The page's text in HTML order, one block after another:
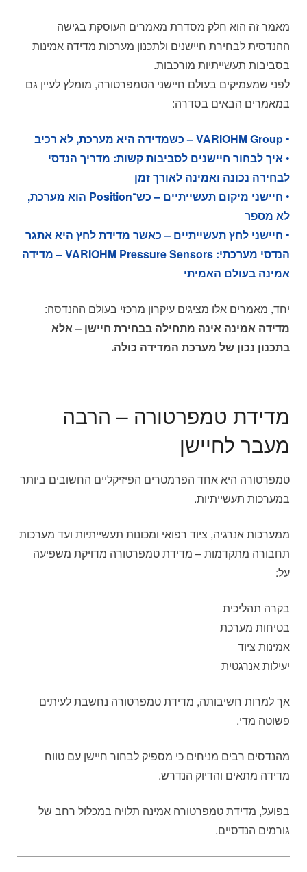
מאמר זה הוא חלק מסדרת מאמרים העוסקת בגישה
ההנדסית לבחירת חיישנים ולתכנון מערכות מדידה אמינות
בסביבות תעשייתיות מורכבות.
לפני שמעמיקים בעולם חיישני הטמפרטורה, מומלץ לעיין גם
במאמרים הבאים בסדרה:
•VARIOHM Group – כשמדידה היא מערכת, לא רכיב
•איך לבחור חיישנים לסביבות קשות: מדריך הנדסי
לבחירה נכונה ואמינה לאורך זמן
•
חיישני מיקום תעשייתיים – כש־Position הוא מערכת,
לא מספר
• חיישני לחץ תעשייתיים – כאשר מדידת לחץ היא אתגר
הנדסי מערכתי: VARIOHM Pressure Sensors – מדידה
אמינה בעולם האמיתי
יחד, מאמרים אלו מציגים עיקרון מרכזי בעולם ההנדסה:
מדידה אמינה אינה מתחילה בבחירת חיישן – אלא
בתכנון נכון של מערכת המדידה כולה.
מדידת טמפרטורה – הרבה
מעבר לחיישן
טמפרטורה היא אחד הפרמטרים הפיזיקליים החשובים ביותר
במערכות תעשייתיות.
ממערכות אנרגיה, ציוד רפואי ומכונות תעשייתיות ועד מערכות
תחבורה מתקדמות – מדידת טמפרטורה מדויקת משפיעה
על:
בקרה תהליכית
בטיחות מערכת
אמינות ציוד
יעילות אנרגטית
אך למרות חשיבותה, מדידת טמפרטורה נחשבת לעיתים
פשוטה מדי.
מהנדסים רבים מניחים כי מספיק לבחור חיישן עם טווח
מדידה מתאים והדיוק הנדרש.
בפועל, מדידת טמפרטורה אמינה תלויה במכלול רחב של
גורמים הנדסיים.